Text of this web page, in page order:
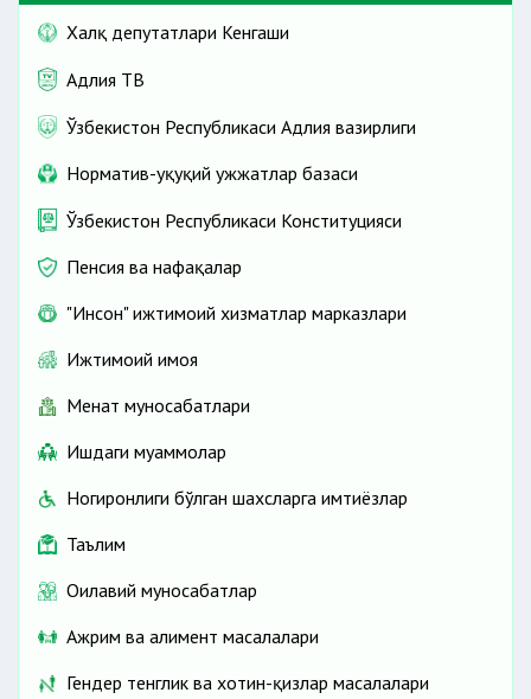
Халқ депутатлари Кенгаши
Адлия ТВ
Ўзбекистон Республикаси Адлия вазирлиги
Норматив-ҳуқуқий ҳужжатлар базаси
Ўзбекистон Республикаси Конституцияси
Пенсия ва нафақалар
"Инсон" ижтимоий хизматлар марказлари
Ижтимоий ҳимоя
Меҳнат муносабатлари
Ишдаги муаммолар
Ногиронлиги бўлган шахсларга имтиёзлар
Таълим
Оилавий муносабатлар
Ажрим ва алимент масалалари
Гендер тенглик ва хотин-қизлар масалалари